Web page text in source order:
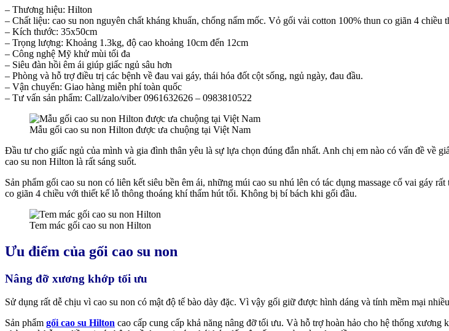
– Thương hiệu: Hilton
– Chất liệu: cao su non nguyên chất kháng khuẩn, chống nấm mốc. Vỏ gối vải cotton 100% thun co giãn 4 chiều
– Kích thước: 35x50cm
– Trọng lượng: Khoảng 1.3kg, độ cao khoảng 10cm đến 12cm
– Công nghệ Mỹ khử mùi tối đa
– Siêu đàn hồi êm ái giúp giấc ngủ sâu hơn
– Phòng và hỗ trợ điều trị các bệnh về đau vai gáy, thái hóa đốt cột sống, ngủ ngày, đau đầu.
– Vận chuyển: Giao hàng miễn phí toàn quốc
– Tư vấn sản phẩm: Call/zalo/viber 0961632626 – 0983810522
Mẫu gối cao su non Hilton được ưa chuộng tại Việt Nam
Đầu tư cho giấc ngủ của mình và gia đình thân yêu là sự lựa chọn đúng đắn nhất. Anh chị em nào có vấn đề
cao su non Hilton là rất sáng suốt.
Sản phẩm gối cao su non có liên kết siêu bền êm ái, những múi cao su nhú lên có tác dụng massage cổ vai
co giãn 4 chiều với thiết kế lỗ thông thoáng khí thấm hút tối. Không bị bí bách khi gối đầu.
Tem mác gối cao su non Hilton
Ưu điểm của gối cao su non
Nâng đỡ xương khớp tối ưu
Sử dụng rất dễ chịu vì cao su non có mật độ tế bào dày đặc. Vì vậy gối giữ được hình dáng và tính mềm mại
Sản phẩm gối cao su Hilton cao cấp cung cấp khả năng nâng đỡ tối ưu. Và hỗ trợ hoàn hảo cho hệ thống